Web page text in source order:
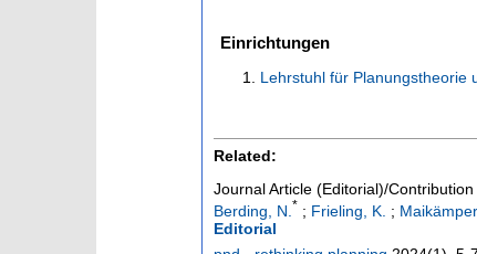
Einrichtungen
Lehrstuhl für Planungstheorie
Related:
Journal Article (Editorial)/
Berding, N. * ; Frieling, K. ;
Editorial